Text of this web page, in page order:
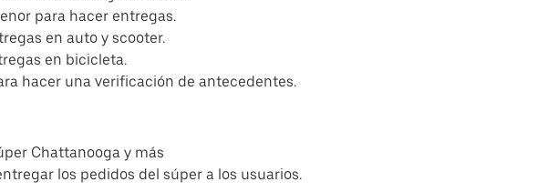
para hacer entregas.
en auto y scooter.
en bicicleta.
hacer una verificación de antecedentes.
Chattanooga y más
los pedidos del súper a los usuarios.